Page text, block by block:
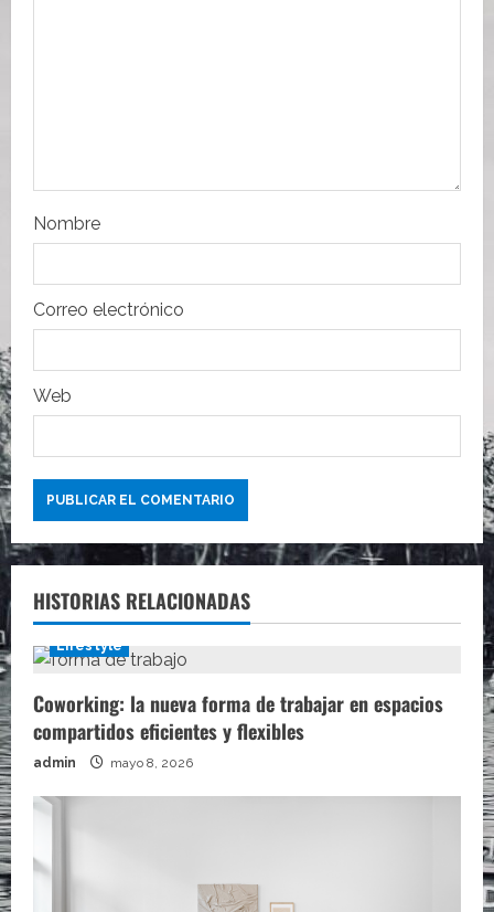
r
a
d
a
s
Nombre
Correo electrónico
Web
HISTORIAS RELACIONADAS
Lifestyle
Coworking: la nueva forma de trabajar en espacios
compartidos eficientes y flexibles
admin mayo 8, 2026